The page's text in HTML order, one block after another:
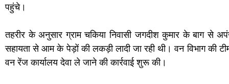
पहुंचे।
तहरीर के अनुसार ग्राम चकिया निवासी जगदीश कुमार के बाग से
सहायता से आम के पेड़ों की लकड़ी लादी जा रही थी। वन विभाग की
वन रेंज कार्यालय देवा ले जाने की कार्रवाई शुरू की।